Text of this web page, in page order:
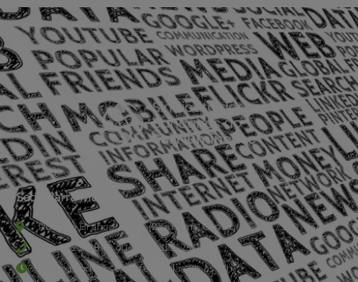
Sede Barra Mansa
Rua Rio Branco, nº107 (2º andar), Centro - Cep: 27.330-030
(24) 3323-2848 ou (24) 3323-2500
De segunda à sexta-feira , das 9h às 17h.